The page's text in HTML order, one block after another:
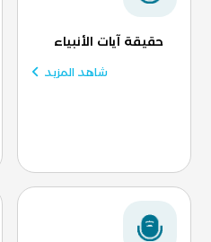
حقيقة آيات الأنبياء
شاهد المزيد